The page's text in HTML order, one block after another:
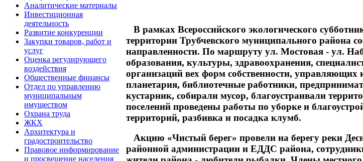
Аналитические материалы
Инвестиционная
деятельность
Развитие конкуренции
Закупки товаров, работ и
услуг
Оценка регулирующего
воздействия
Общественные финансы
Отдел по управлению
муниципальным
имуществом
Охрана труда
ЖКХ
Архитектура и
градостроительство
Правовое информирование
и просвещение населения
В рамках Всероссийского экологического
территории Трубчевского муниципального района
направленности. По маршруту ул. Мостовая - ул.
образования, культуры, здравоохранения,
организаций вех форм собственности,
планетария, библиотечные работники,
кустарник, собирали мусор, благоустраивали
поселений проведены работы по уборке и
территорий, разбивка и посадка клумб.
Акцию «Чистый берег» провели на берегу реки
районной администрации и ЕДДС района,